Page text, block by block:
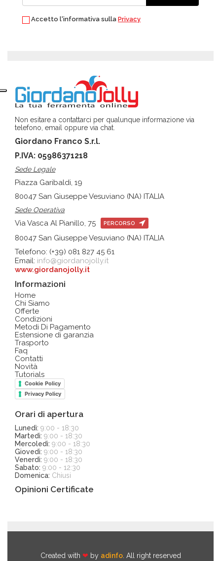
Accetto l'informativa sulla Privacy
Non esitare a contattarci per qualunque informazione via
telefono, email oppure via chat.
Giordano Franco S.r.l.
P.IVA: 05986371218
Sede Legale
Piazza Garibaldi, 19
80047 San Giuseppe Vesuviano (NA) ITALIA
Sede Operativa
Via Vasca Al Pianillo, 75 PERCORSO
80047 San Giuseppe Vesuviano (NA) ITALIA
Telefono: (+39) 081 827 45 61
Email: info@giordanojolly.it
www.giordanojolly.it
Informazioni
Home
Chi Siamo
Offerte
Condizioni
Metodi Di Pagamento
Estensione di garanzia
Trasporto
Faq
Contatti
Novità
Tutorials
Cookie Policy
Privacy Policy
Orari di apertura
Lunedì: 9:00 - 18:30
Martedì: 9:00 - 18:30
Mercoledì: 9:00 - 18:30
Giovedì: 9:00 - 18:30
Venerdì: 9:00 - 18:30
Sabato: 9:00 - 12:30
Domenica: Chiusi
Opinioni Certificate
Created with ❤ by adinfo. All right reserved